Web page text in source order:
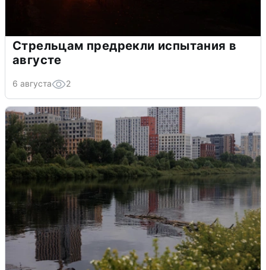
Стрельцам предрекли испытания в
августе
6 августа 2